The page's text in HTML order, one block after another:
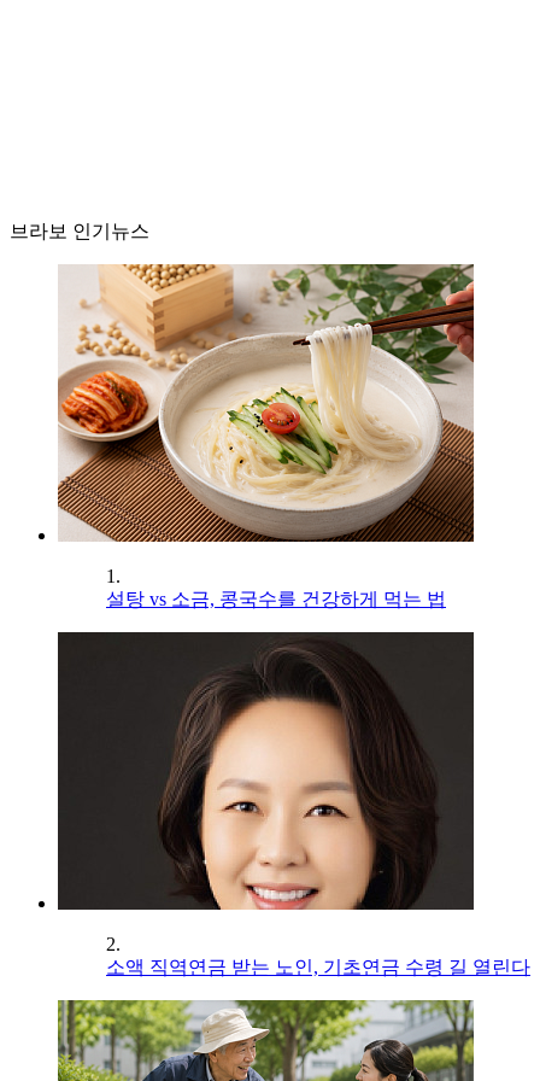
브라보 인기뉴스
1.
설탕 vs 소금, 콩국수를 건강하게 먹는 법
2.
소액 직역연금 받는 노인, 기초연금 수령 길 열린다